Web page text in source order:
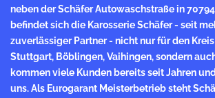
neben der Schäfer Autowaschstraße in
befindet sich die Karosserie Schäfer - seit
zuverlässiger Partner - nicht nur für den
Stuttgart, Böblingen, Vaihingen, sondern
kommen viele Kunden bereits seit Jahren
uns. Als Eurogarant Meisterbetriebsteht